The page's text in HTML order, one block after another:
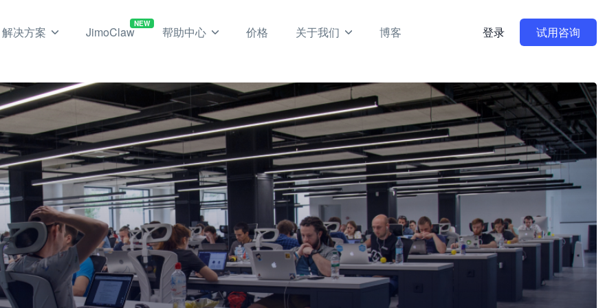
解决方案 JimoClaw
NEW
帮助中心 价格 关于我们 博客 登录 试用咨询